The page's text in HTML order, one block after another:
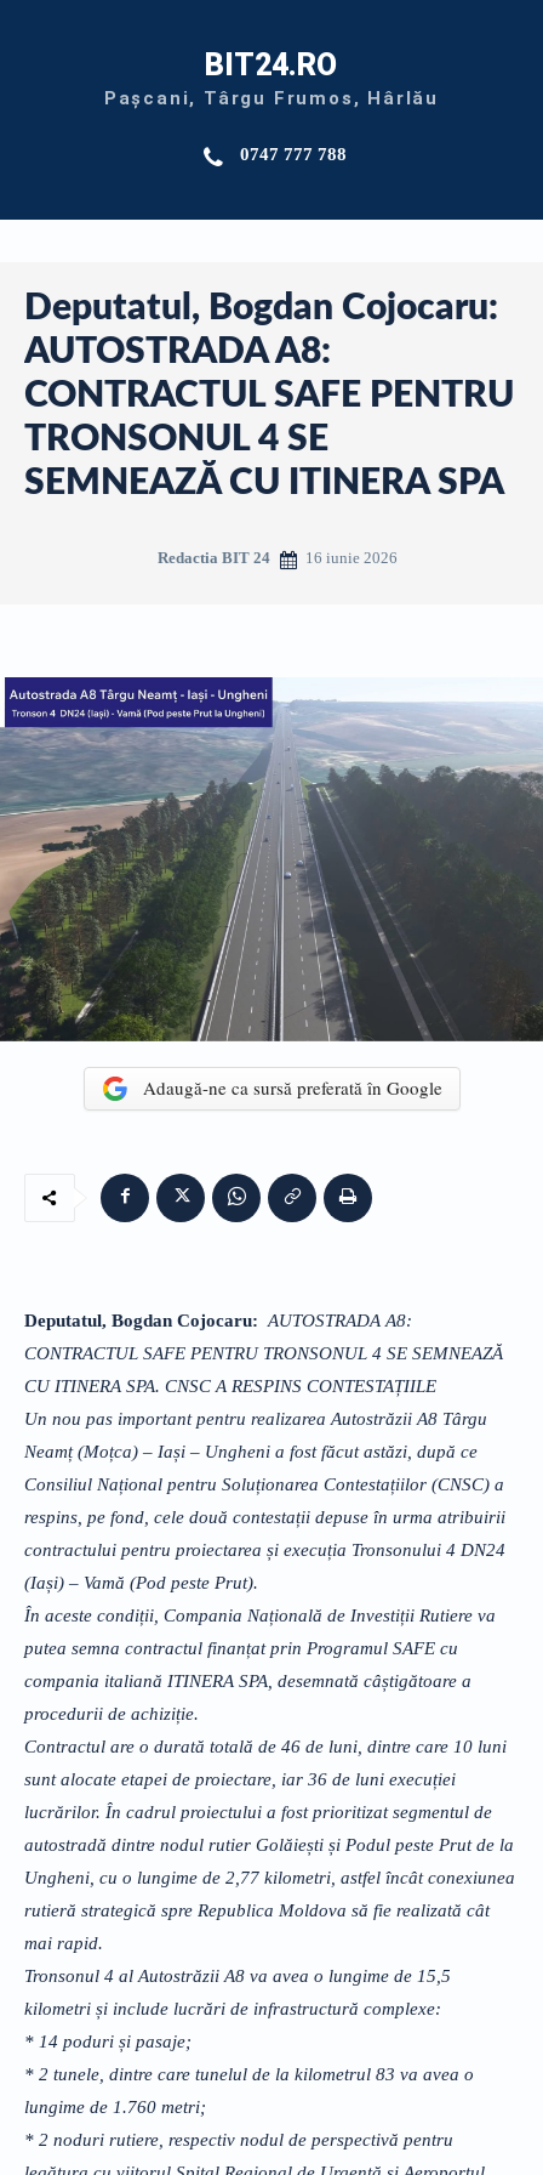
BIT24.RO
Pașcani, Târgu Frumos, Hârlău
0747 777 788
Deputatul, Bogdan Cojocaru:
AUTOSTRADA A8:
CONTRACTUL SAFE PENTRU
TRONSONUL 4 SE
SEMNEAZĂ CU ITINERA SPA
Redactia BIT 24 16 iunie 2026
Adaugă-ne ca sursă preferată în Google
Deputatul, Bogdan Cojocaru: AUTOSTRADA A8:
CONTRACTUL SAFE PENTRU TRONSONUL 4 SE SEMNEAZĂ
CU ITINERA SPA. CNSC A RESPINS CONTESTAȚIILE
Un nou pas important pentru realizarea Autostrăzii A8 Târgu
Neamț (Moțca) – Iași – Ungheni a fost făcut astăzi, după ce
Consiliul Național pentru Soluționarea Contestațiilor (CNSC) a
respins, pe fond, cele două contestații depuse în urma atribuirii
contractului pentru proiectarea și execuția Tronsonului 4 DN24
(Iași) – Vamă (Pod peste Prut).
În aceste condiții, Compania Națională de Investiții Rutiere va
putea semna contractul finanțat prin Programul SAFE cu
compania italiană ITINERA SPA, desemnată câștigătoare a
procedurii de achiziție.
Contractul are o durată totală de 46 de luni, dintre care 10 luni
sunt alocate etapei de proiectare, iar 36 de luni execuției
lucrărilor. În cadrul proiectului a fost prioritizat segmentul de
autostradă dintre nodul rutier Golăiești și Podul peste Prut de la
Ungheni, cu o lungime de 2,77 kilometri, astfel încât conexiunea
rutieră strategică spre Republica Moldova să fie realizată cât
mai rapid.
Tronsonul 4 al Autostrăzii A8 va avea o lungime de 15,5
kilometri și include lucrări de infrastructură complexe:
* 14 poduri și pasaje;
* 2 tunele, dintre care tunelul de la kilometrul 83 va avea o
lungime de 1.760 metri;
* 2 noduri rutiere, respectiv nodul de perspectivă pentru